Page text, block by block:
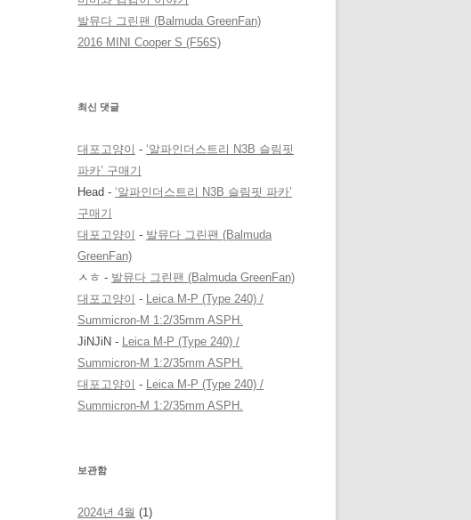
발뮤다 그린팬 (Balmuda GreenFan)
2016 MINI Cooper S (F56S)
최신 댓글
대포고양이 - ‘알파인더스트리 N3B 슬림핏
파카’ 구매기
Head - ‘알파인더스트리 N3B 슬림핏 파카’
구매기
대포고양이 - 발뮤다 그린팬 (Balmuda
GreenFan)
ㅅㅎ - 발뮤다 그린팬 (Balmuda GreenFan)
대포고양이 - Leica M-P (Type 240) /
Summicron-M 1:2/35mm ASPH.
JiNJiN - Leica M-P (Type 240) /
Summicron-M 1:2/35mm ASPH.
대포고양이 - Leica M-P (Type 240) /
Summicron-M 1:2/35mm ASPH.
보관함
2024년 4월 (1)